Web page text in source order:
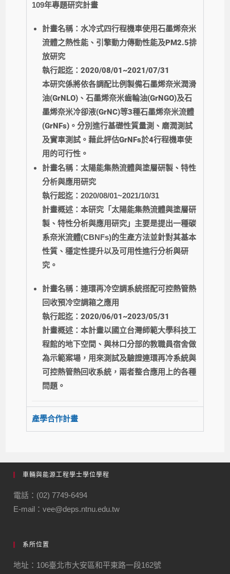
109年專題研究計畫
計畫名稱：水冷式四行程機車使用石墨烯奈米
流體之熱性能、引擎動力傳動性能及PM2.5排
放研究
執行起迄：2020/08/01~2021/07/31
本研究係將依各調配比例製備石墨烯奈米潤滑
油(GrNLO)、石墨烯奈米齒輪油(GrNGO)及石
墨烯奈米冷卻液(GrNC)等3種石墨烯奈米流體
(GrNFs)。分別進行基礎性質量測、磨潤測試
及實車測試。藉此評估GrNFs於4行程機車使
用的可行性。
計畫名稱：太陽能集熱流體與塗層研製、特性
分析與應用研究
執行起迄：2020/08/01~2021/10/31
計畫概述：本研究「太陽能集熱流體與塗層研
製、特性分析與應用研究」主要是提出一種碳
系奈米流體(CBNFs)的生產方法並針對其基本
性質、穩定性提升以及可用性進行分析與研
究。
計畫名稱：連環再冷空調系統搭配可控熱管熱
回收預冷空調箱之應用
執行起迄：2020/06/01~2023/05/31
計畫概述：本計畫以國立台灣師範大學科技工
程館的地下空間、與林口分部的教職員宿舍做
為示範案場，用來測試及驗證連環再冷系統與
可控熱管熱回收系統，兩者整合應用上的各種
問題。
產學合作計畫
車輛與能源工程學士學位學程
電話：(02) 7749-6494
E-mail：vee@deps.ntnu.edu.tw
系所位置
地址：106臺北市大安區和平東路一段162號